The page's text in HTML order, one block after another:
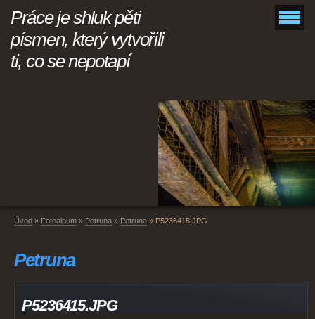
Práce je shluk pěti
písmen, který vytvořili
ti, co se nepotapí
Úvod » Fotoalbum » Petruna » Petruna » P5236415.JPG
Petruna
P5236415.JPG